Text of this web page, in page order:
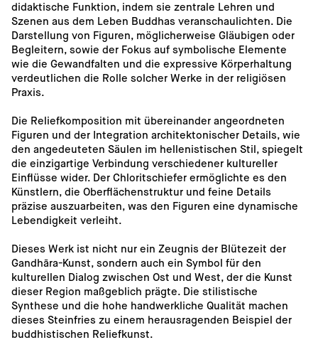
didaktische Funktion, indem sie zentrale Lehren und
Szenen aus dem Leben Buddhas veranschaulichten. Die
Darstellung von Figuren, möglicherweise Gläubigen oder
Begleitern, sowie der Fokus auf symbolische Elemente
wie die Gewandfalten und die expressive Körperhaltung
verdeutlichen die Rolle solcher Werke in der religiösen
Praxis.
Die Reliefkomposition mit übereinander angeordneten
Figuren und der Integration architektonischer Details, wie
den angedeuteten Säulen im hellenistischen Stil, spiegelt
die einzigartige Verbindung verschiedener kultureller
Einflüsse wider. Der Chloritschiefer ermöglichte es den
Künstlern, die Oberflächenstruktur und feine Details
präzise auszuarbeiten, was den Figuren eine dynamische
Lebendigkeit verleiht.
Dieses Werk ist nicht nur ein Zeugnis der Blütezeit der
Gandhāra-Kunst, sondern auch ein Symbol für den
kulturellen Dialog zwischen Ost und West, der die Kunst
dieser Region maßgeblich prägte. Die stilistische
Synthese und die hohe handwerkliche Qualität machen
dieses Steinfries zu einem herausragenden Beispiel der
buddhistischen Reliefkunst.